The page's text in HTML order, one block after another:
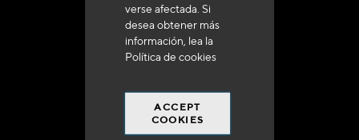
verse afectada. Si
desea obtener más
información, lea la
Política de cookies
ACCEPT
COOKIES
a 250 euros*